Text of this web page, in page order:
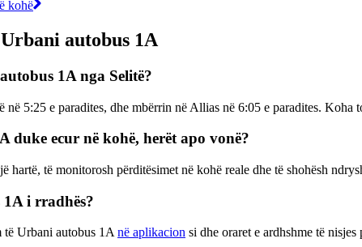
kohë
autobus 1A
1A nga Selitë?
5:25 e paradites, dhe mbërrin në Allias në 6:05 e paradites.
duke ecur në kohë, herët apo vonë?
hartë, të monitorosh përditësimet në kohë reale dhe të shohësh
i rradhës?
të Urbani autobus 1A në aplikacion si dhe oraret e ardhshme të